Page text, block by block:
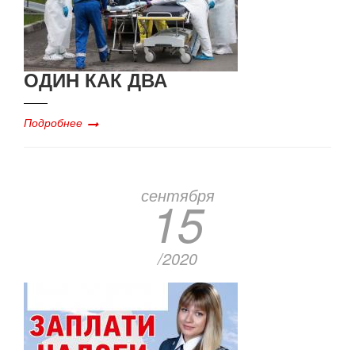
ОДИН КАК ДВА
Подробнее
сентября
15
/2020